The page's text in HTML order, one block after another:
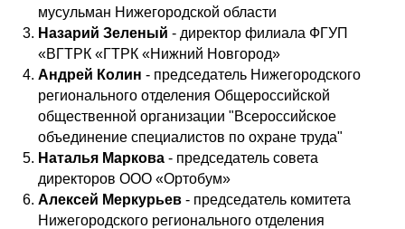
мусульман Нижегородской области
Назарий Зеленый - директор филиала ФГУП
«ВГТРК «ГТРК «Нижний Новгород»
Андрей Колин - председатель Нижегородского
регионального отделения Общероссийской
общественной организации "Всероссийское
объединение специалистов по охране труда"
Наталья Маркова - председатель совета
директоров ООО «Ортобум»
Алексей Меркурьев - председатель комитета
Нижегородского регионального отделения